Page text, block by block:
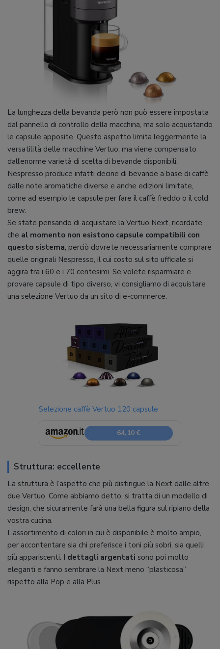
La lunghezza della bevanda però non può essere impostata
dal pannello di controllo della macchina, ma solo acquistando
le capsule apposite. Questo aspetto limita leggermente la
versatilità delle macchine Vertuo, ma viene compensato
dall’enorme varietà di scelta di bevande disponibili.
Nespresso produce infatti decine di bevande a base di caffè
dalle note aromatiche diverse e anche edizioni limitate,
come ad esempio le capsule per fare il caffè freddo o il cold
brew.
Se state pensando di acquistare la Vertuo Next, ricordate
che al momento non esistono capsule compatibili con
questo sistema, perciò dovrete necessariamente comprare
quelle originali Nespresso, il cui costo sul sito ufficiale si
aggira tra i 60 e i 70 centesimi. Se volete risparmiare e
provare capsule di tipo diverso, vi consigliamo di acquistare
una selezione Vertuo da un sito di e-commerce.
Selezione caffè Vertuo 120 capsule
64,10 €
Struttura: eccellente
La struttura è l’aspetto che più distingue la Next dalle altre
due Vertuo. Come abbiamo detto, si tratta di un modello di
design, che sicuramente farà una bella figura sul ripiano della
vostra cucina.
L’assortimento di colori in cui è disponibile è molto ampio,
per accontentare sia chi preferisce i toni più sobri, sia quelli
più appariscenti. I dettagli argentati sono poi molto
eleganti e fanno sembrare la Next meno “plasticosa”
rispetto alla Pop e alla Plus.